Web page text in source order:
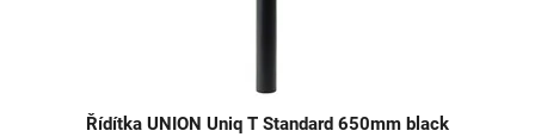
Řídítka UNION Uniq T Standard 650mm black